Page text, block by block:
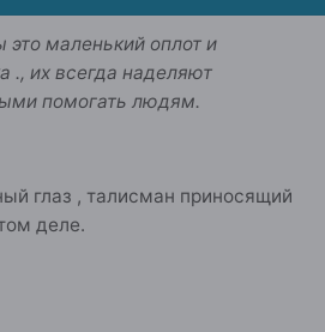
маленький оплот и
., их всегда наделяют
помогать людям.
глаз , талисман приносящий
деле.